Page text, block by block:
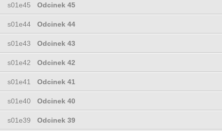
s01e45 Odcinek 45
s01e44 Odcinek 44
s01e43 Odcinek 43
s01e42 Odcinek 42
s01e41 Odcinek 41
s01e40 Odcinek 40
s01e39 Odcinek 39